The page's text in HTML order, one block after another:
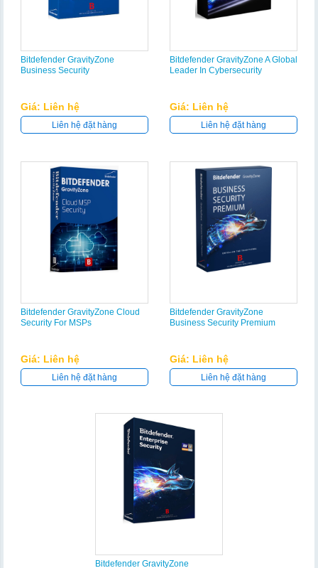
Bitdefender GravityZone
Business Security
Giá: Liên hệ
Liên hệ đặt hàng
Bitdefender GravityZone A Global
Leader In Cybersecurity
Giá: Liên hệ
Liên hệ đặt hàng
Bitdefender GravityZone Cloud
Security For MSPs
Giá: Liên hệ
Liên hệ đặt hàng
Bitdefender GravityZone
Business Security Premium
Giá: Liên hệ
Liên hệ đặt hàng
Bitdefender GravityZone